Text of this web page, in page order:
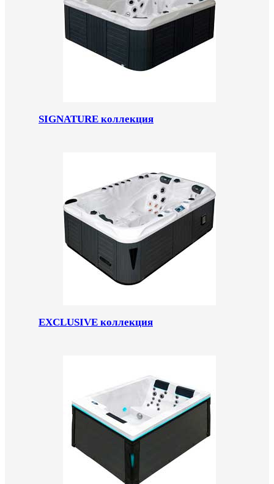
SIGNATURE коллекция
EXCLUSIVE коллекция